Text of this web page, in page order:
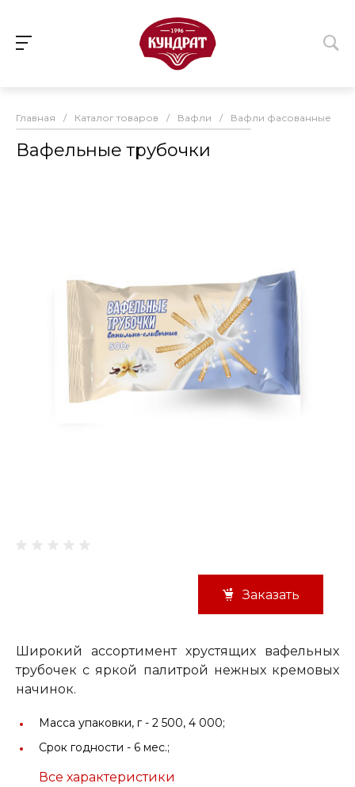
Главная / Каталог товаров / Вафли / Вафли фасованные
Вафельные трубочки
Заказать
Широкий ассортимент хрустящих вафельных
трубочек с яркой палитрой нежных кремовых
начинок.
Масса упаковки, г - 2 500, 4 000;
Срок годности - 6 мес.;
Все характеристики